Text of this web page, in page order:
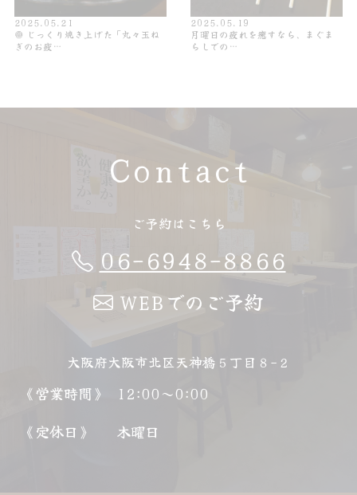
2025.05.21
🧅 じっくり焼き上げた「丸々玉ね
ぎのお疲…
2025.05.19
月曜日の疲れを癒すなら、まぐま
らしでの…
Contact
ご予約はこちら
06-6948-8866
WEBでのご予約
大阪府大阪市北区天神橋５丁目８−２
《営業時間》
12:00～0:00
《定休日》
木曜日